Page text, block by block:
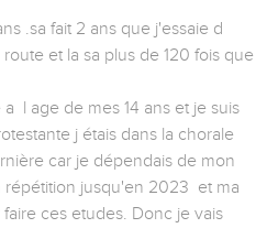
.sa fait 2 ans que j'essaie d
et la sa plus de 120 fois que
l age de mes 14 ans et je suis
j étais dans la chorale
car je dépendais de mon
jusqu'en 2023  et ma
ces etudes. Donc je vais